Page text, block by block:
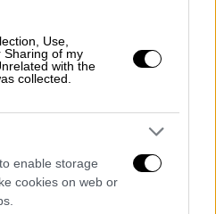
Use,
Sharing of my
with the
collected.
enable storage
cookies on web or
Bisenzio.....
Τοσκάνης,
τέλος,
των συνεπειών της